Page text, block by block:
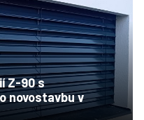
Z-90 s
novostavbu v